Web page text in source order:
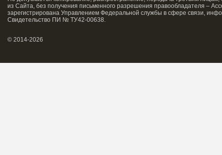
из Сайта, без получения письменного разрешения правообладателя –
зарегистрирована Управлением Федеральной службы в сфере связи,
Свидетельство ПИ № ТУ42-00638.
© 2014-2026